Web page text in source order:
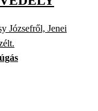
Józsefről, Jenei